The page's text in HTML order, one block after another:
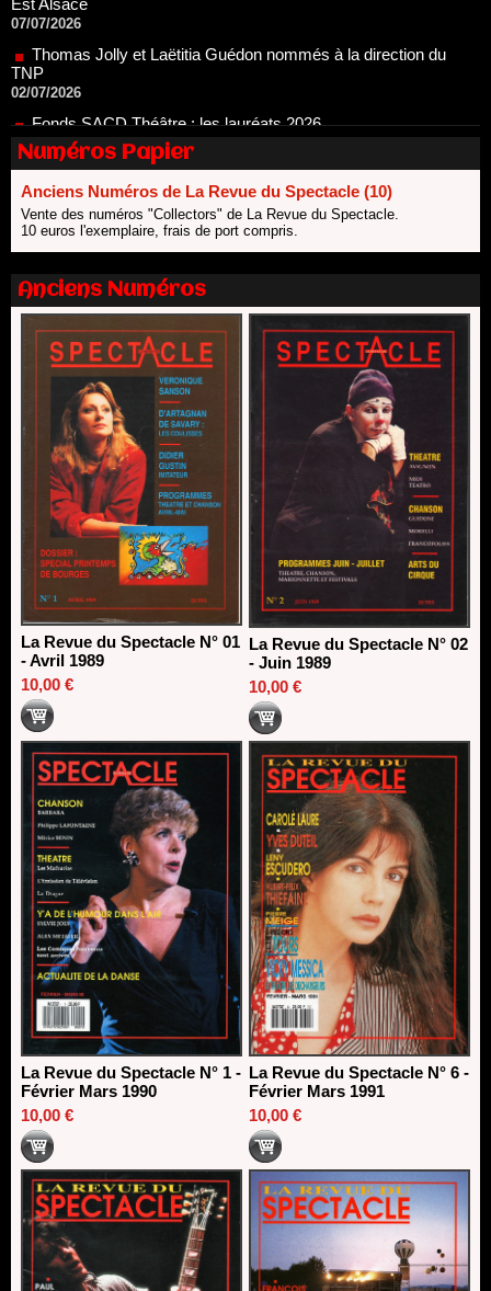
Thomas Jolly et Laëtitia Guédon nommés à la direction du
TNP
02/07/2026
Fonds SACD Théâtre : les lauréats 2026
23/06/2026
Dispositif ARTCENA Écrire pour le cirque, les lauréats 2026 !
20/06/2026
Le palmarès des prix SACD 2026
18/06/2026
Les 10 lauréats du Fonds Grandes Formes Théâtre 2026
SACD
Nomination de Nathalie Garraud et Olivier Saccomano à la
direction du Théâtre de Gennevilliers - CDN
13/06/2026
Dispositif SACD Auteurs d'espaces : les lauréats 2026
18/03/2026
Numéros Papier
Anciens Numéros de La Revue du Spectacle (10)
Vente des numéros "Collectors" de La Revue du Spectacle.
10 euros l'exemplaire, frais de port compris.
Anciens Numéros
La Revue du Spectacle N° 01
- Avril 1989
10,00 €
La Revue du Spectacle N° 02
- Juin 1989
10,00 €
La Revue du Spectacle N° 1 -
Février Mars 1990
10,00 €
La Revue du Spectacle N° 6 -
Février Mars 1991
10,00 €